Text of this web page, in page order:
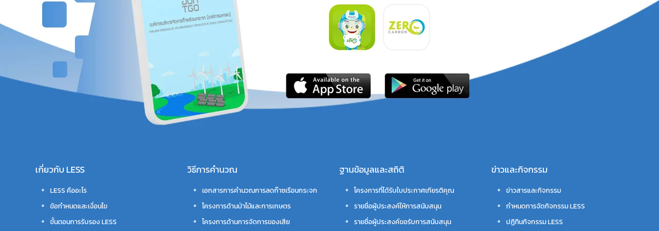
เกี่ยวกับ LESS
LESS คืออะไร
ข้อกำหนดและเงื่อนไข
ขั้นตอนการรับรอง LESS
วิธีการคำนวณ
เอกสารการคำนวณการลดก๊าซเรือนกระจก
โครงการด้านป่าไม้และการเกษตร
โครงการด้านการจัดการของเสีย
ฐานข้อมูลและสถิติ
โครงการที่ได้รับใบประกาศเกียรติคุณ
รายชื่อผู้ประสงค์ให้การสนับสนุน
รายชื่อผู้ประสงค์ขอรับการสนับสนุน
ข่าวและกิจกรรม
ข่าวสารและกิจกรรม
กำหนดการจัดกิจกรรม LESS
ปฏิทินกิจกรรม LESS